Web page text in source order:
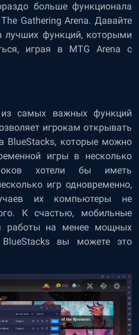
больше функционала
Gathering Arena. Давайте
лучших функций, которыми
играя в MTG Arena с
самых важных функций
игрокам открывать
BlueStacks, которые можно
игры в несколько
хотели бы иметь
игр одновременно,
их компьютеры не
К счастью, мобильные
работы на менее мощных
вы можете это